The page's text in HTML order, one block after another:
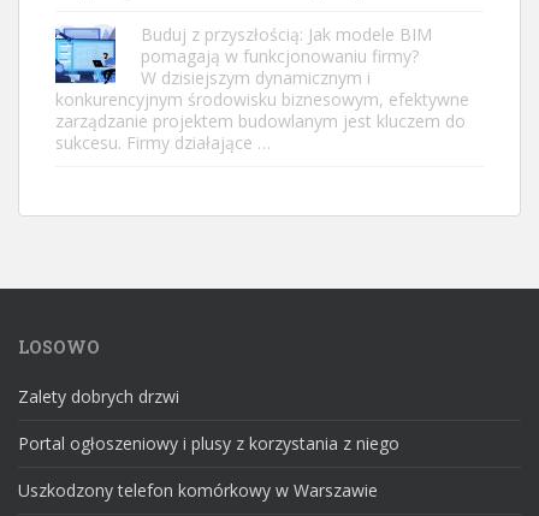
Buduj z przyszłością: Jak modele BIM
pomagają w funkcjonowaniu firmy?
W dzisiejszym dynamicznym i
konkurencyjnym środowisku biznesowym, efektywne
zarządzanie projektem budowlanym jest kluczem do
sukcesu. Firmy działające …
LOSOWO
Zalety dobrych drzwi
Portal ogłoszeniowy i plusy z korzystania z niego
Uszkodzony telefon komórkowy w Warszawie